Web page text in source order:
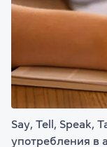
Say, Tell, Speak,
употребления в